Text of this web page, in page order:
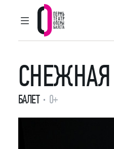
ГЛАВНОЕ МЕНЮ
Пермский
БАЛЕТ 0+